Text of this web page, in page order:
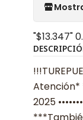
"$13.347"
Atención*
2025